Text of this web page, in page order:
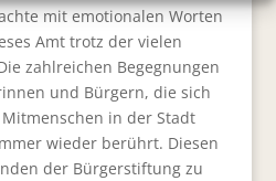
mit emotionalen Worten
Amt trotz der vielen
zahlreichen Begegnungen
und Bürgern, die sich
in der Stadt
wieder berührt. Diesen
der Bürgerstiftung zu